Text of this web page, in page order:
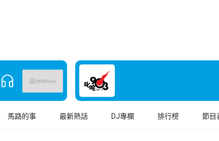
馬路的事 最新熱話 DJ專欄 排行榜 節目